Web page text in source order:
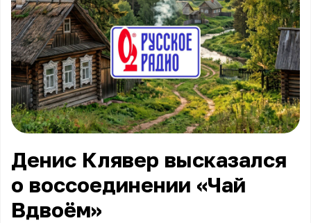
Денис Клявер высказался
о воссоединении «Чай
Вдвоём»